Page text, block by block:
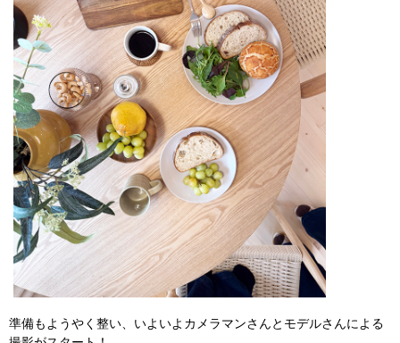
準備もようやく整い、いよいよカメラマンさんとモデルさんによる